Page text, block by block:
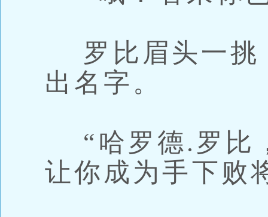
罗比眉头一挑
出名字。
“哈罗德.罗比
让你成为手下败